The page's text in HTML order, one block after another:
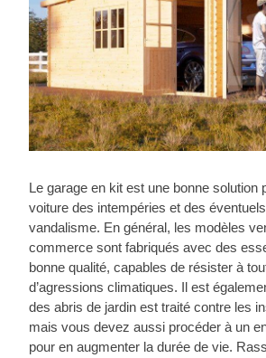
Le garage en kit est une bonne solution
voiture des intempéries et des
vandalisme. En général, les modèles
commerce sont fabriqués avec des
bonne qualité, capables de résister à
d’agressions climatiques. Il est
des abris de jardin est traité contre les
mais vous devez aussi procéder à un
pour en augmenter la durée de vie.